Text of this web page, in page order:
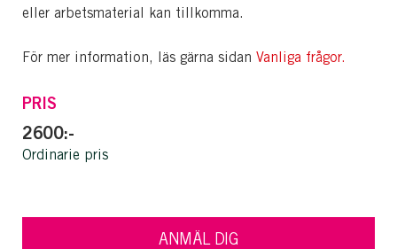
eller arbetsmaterial kan tillkomma.
För mer information, läs gärna sidan Vanliga frågor.
PRIS
2600:-
Ordinarie pris
ANMÄL DIG